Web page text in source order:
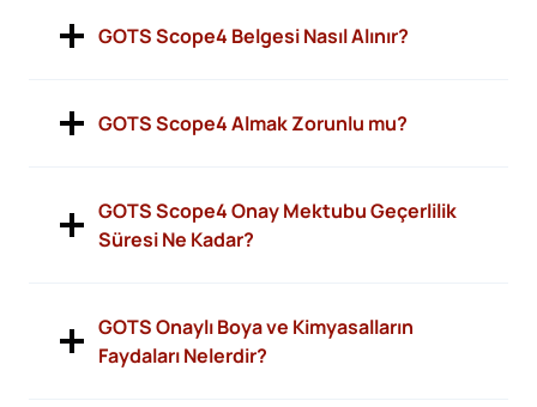
GOTS Scope4 Belgesi Nasıl Alınır?
GOTS Scope4 Almak Zorunlu mu?
GOTS Scope4 Onay Mektubu Geçerlilik
Süresi Ne Kadar?
GOTS Onaylı Boya ve Kimyasalların
Faydaları Nelerdir?